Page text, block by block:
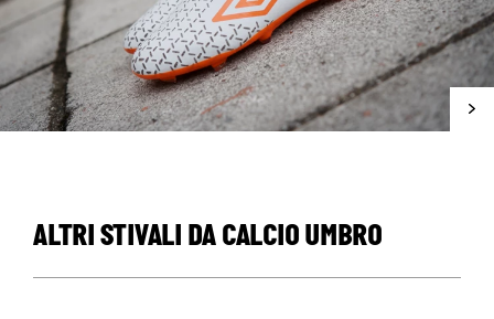
ALTRI STIVALI DA CALCIO UMBRO